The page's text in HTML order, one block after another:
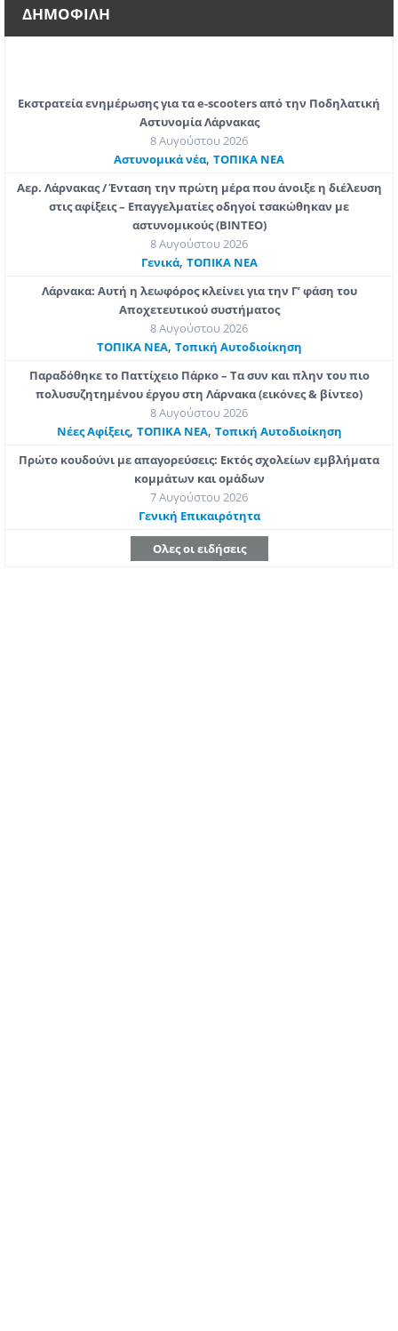
ΔΗΜΟΦΙΛΗ
Εκστρατεία ενημέρωσης για τα e-scooters από την Ποδηλατική
Αστυνομία Λάρνακας
8 Αυγούστου 2026
Aστυνομικά νέα, ΤΟΠΙΚΑ ΝΕΑ
Αερ. Λάρνακας / Ένταση την πρώτη μέρα που άνοιξε η διέλευση
στις αφίξεις – Επαγγελματίες οδηγοί τσακώθηκαν με
αστυνομικούς (ΒΙΝΤΕΟ)
8 Αυγούστου 2026
Γενικά, ΤΟΠΙΚΑ ΝΕΑ
Λάρνακα: Αυτή η λεωφόρος κλείνει για την Γ’ φάση του
Αποχετευτικού συστήματος
8 Αυγούστου 2026
ΤΟΠΙΚΑ ΝΕΑ, Τοπική Αυτοδιοίκηση
Παραδόθηκε το Παττίχειο Πάρκο – Τα συν και πλην του πιο
πολυσυζητημένου έργου στη Λάρνακα (εικόνες & βίντεο)
8 Αυγούστου 2026
Νέες Αφίξεις, ΤΟΠΙΚΑ ΝΕΑ, Τοπική Αυτοδιοίκηση
Πρώτο κουδούνι με απαγορεύσεις: Εκτός σχολείων εμβλήματα
κομμάτων και ομάδων
7 Αυγούστου 2026
Γενική Επικαιρότητα
Ολες οι ειδήσεις